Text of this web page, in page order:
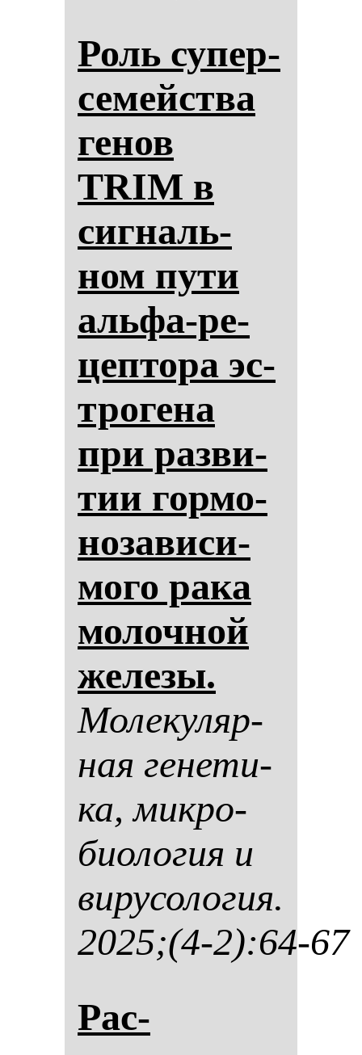
Роль су­пер­
се­мейства
ге­нов
TRIM в
сиг­наль­
ном пу­ти
аль­фа-ре­
цеп­то­ра эс­
тро­ге­на
при раз­ви­
тии гор­мо­
но­за­ви­си­
мо­го ра­ка
мо­лоч­ной
же­ле­зы.
Мо­ле­ку­ляр­
ная ге­не­ти­
ка, мик­ро­
би­оло­гия и
ви­ру­со­ло­гия.
2025;(4-2):64-67
Рас­